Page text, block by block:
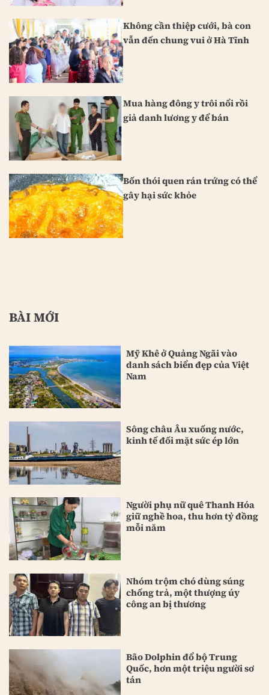
Không cần thiệp cưới, bà con
vẫn đến chung vui ở Hà Tĩnh
Mua hàng đông y trôi nổi rồi
giả danh lương y để bán
Bốn thói quen rán trứng có thể
gây hại sức khỏe
BÀI MỚI
Mỹ Khê ở Quảng Ngãi vào
danh sách biển đẹp của Việt
Nam
Sông châu Âu xuống nước,
kinh tế đối mặt sức ép lớn
Người phụ nữ quê Thanh Hóa
giữ nghề hoa, thu hơn tỷ đồng
mỗi năm
Nhóm trộm chó dùng súng
chống trả, một thượng úy
công an bị thương
Bão Dolphin đổ bộ Trung
Quốc, hơn một triệu người sơ
tán